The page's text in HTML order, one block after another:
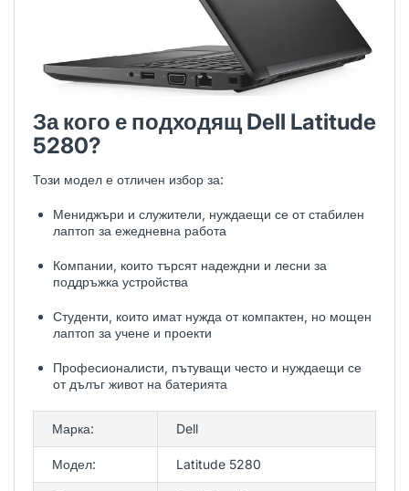
За кого е подходящ Dell Latitude
5280?
Този модел е отличен избор за:
Мениджъри и служители, нуждаещи се от стабилен
лаптоп за ежедневна работа
Компании, които търсят надеждни и лесни за
поддръжка устройства
Студенти, които имат нужда от компактен, но мощен
лаптоп за учене и проекти
Професионалисти, пътуващи често и нуждаещи се
от дълъг живот на батерията
Марка: Dell
Модел: Latitude 5280